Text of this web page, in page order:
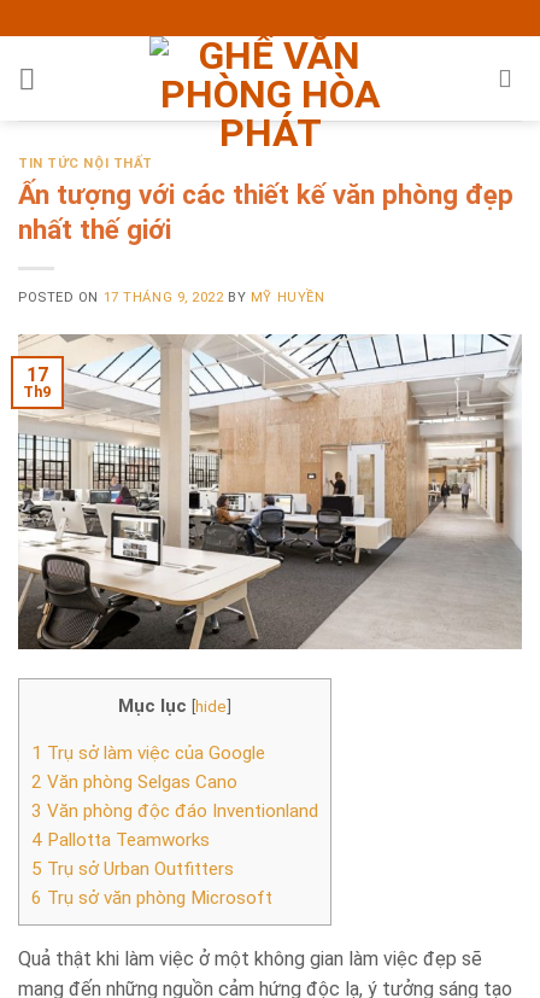
to
content
TIN TỨC NỘI THẤT
Ấn tượng với các thiết kế văn phòng đẹp
nhất thế giới
POSTED ON 17 THÁNG 9, 2022 BY MỸ HUYỀN
17
Th9
Mục lục [hide]
1 Trụ sở làm việc của Google
2 Văn phòng Selgas Cano
3 Văn phòng độc đáo Inventionland
4 Pallotta Teamworks
5 Trụ sở Urban Outfitters
6 Trụ sở văn phòng Microsoft
Quả thật khi làm việc ở một không gian làm việc đẹp sẽ
mang đến những nguồn cảm hứng độc lạ, ý tưởng sáng tạo